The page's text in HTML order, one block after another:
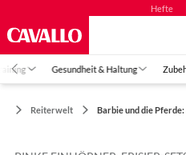
Hefte
Gesundheit & Haltung
Reiterwelt Barbie und die Pferde: